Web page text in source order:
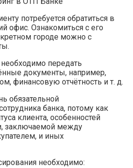
потребуется обратиться в
офис. Ознакомиться с его
городе можно с
передать
документы, например,
финансовую отчётность и т. д.
обязательной
банка, потому как
клиента, особенностей
заключаемой между
и иных
необходимо: